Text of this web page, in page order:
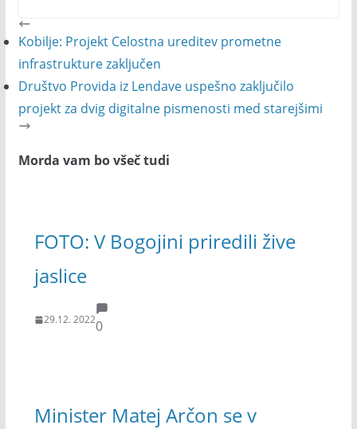
Kobilje: Projekt Celostna ureditev prometne
infrastrukture zaključen
Društvo Provida iz Lendave uspešno zaključilo
projekt za dvig digitalne pismenosti med starejšimi
Morda vam bo všeč tudi
FOTO: V Bogojini priredili žive
jaslice
29.12. 20220
Minister Matej Arčon se v